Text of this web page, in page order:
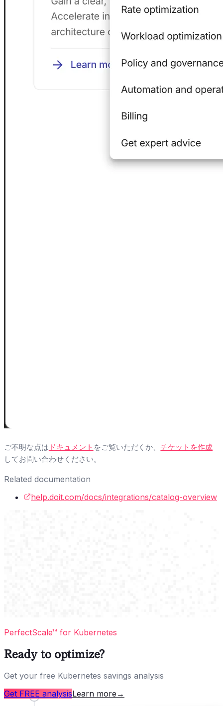
ご不明な点は ドキュメント をご覧いただくか、チケットを作成
してお問い合わせください。
Related documentation
help.doit.com/docs/integrations/catalog-overview
PerfectScale™ for Kubernetes
Ready to optimize?
Get your free Kubernetes savings analysis
Get FREE analysisLearn more →